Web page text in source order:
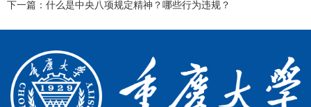
下一篇： 什么是中央八项规定精神？哪些行为违规？